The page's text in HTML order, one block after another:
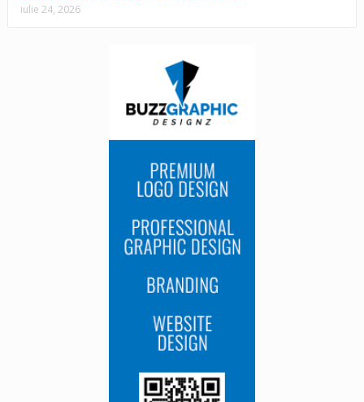
iulie 24, 2026